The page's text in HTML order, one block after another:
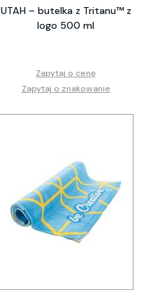
UTAH – butelka z Tritanu™ z
logo 500 ml
Zapytaj o cenę
Zapytaj o znakowanie